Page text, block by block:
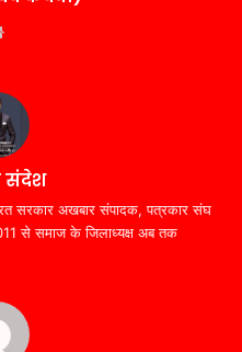
संदेश
सरकार अखबार संपादक, पत्रकार संघ
से समाज के जिलाध्यक्ष अब तक